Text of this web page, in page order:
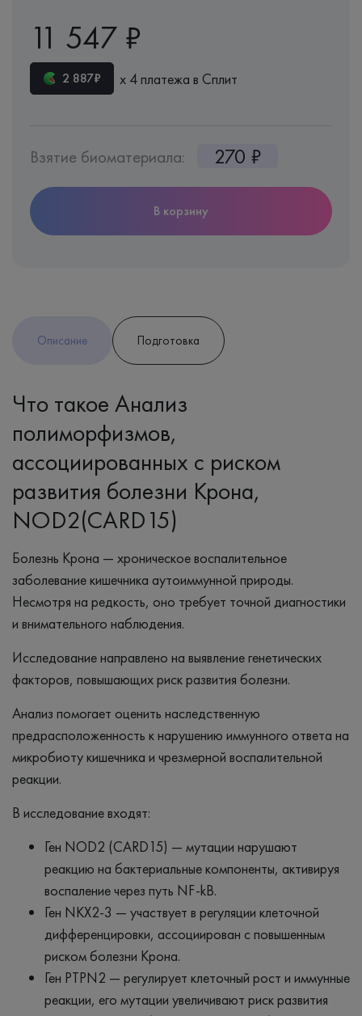
11 547 ₽
2 887₽ х 4 платежа в Сплит
Взятие биоматериала: 270 ₽
В корзину
Описание Подготовка
Что такое Анализ
полиморфизмов,
ассоциированных с риском
развития болезни Крона,
NOD2(CARD15)
Болезнь Крона — хроническое воспалительное
заболевание кишечника аутоиммунной природы.
Несмотря на редкость, оно требует точной диагностики
и внимательного наблюдения.
Исследование направлено на выявление генетических
факторов, повышающих риск развития болезни.
Анализ помогает оценить наследственную
предрасположенность к нарушению иммунного ответа на
микробиоту кишечника и чрезмерной воспалительной
реакции.
В исследование входят:
Ген NOD2 (CARD15) — мутации нарушают
реакцию на бактериальные компоненты, активируя
воспаление через путь NF-kB.
Ген NKX2-3 — участвует в регуляции клеточной
дифференцировки, ассоциирован с повышенным
риском болезни Крона.
Ген PTPN2 — регулирует клеточный рост и иммунные
реакции, его мутации увеличивают риск развития